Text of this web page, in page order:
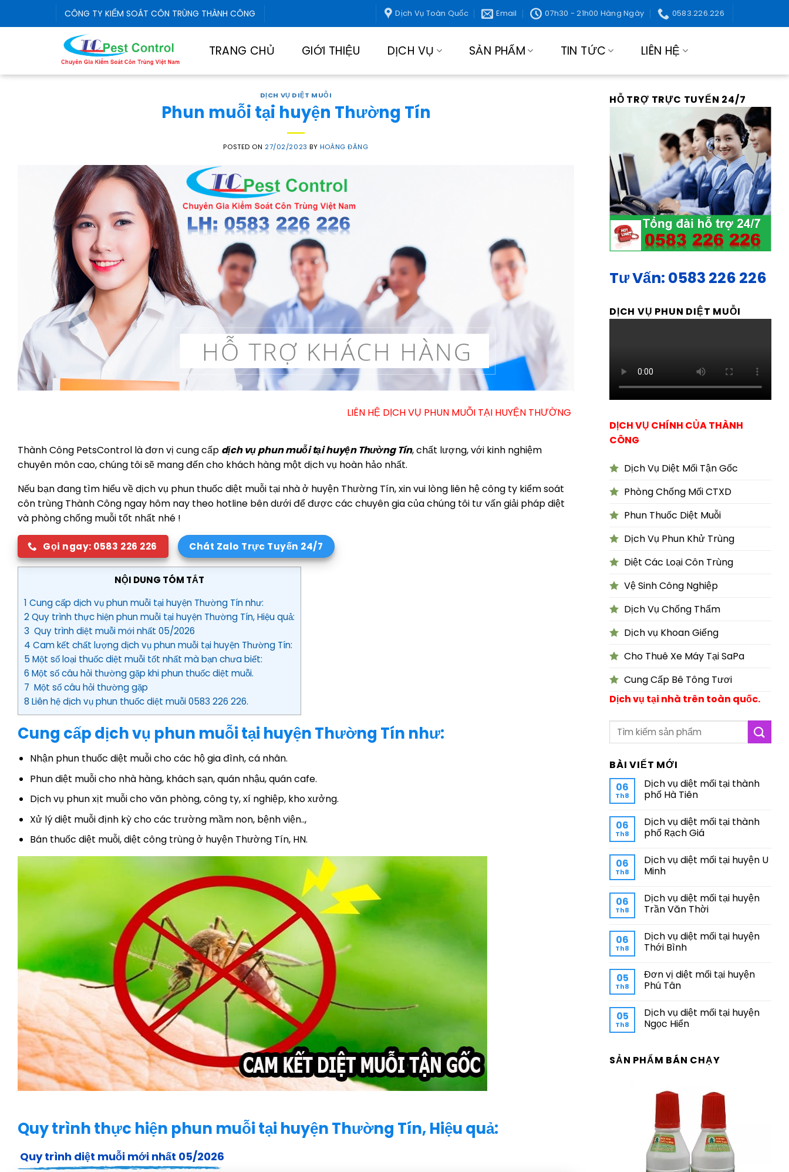
CÔNG TY KIỂM SOÁT CÔN TRÙNG THÀNH CÔNG Dịch Vụ Toàn Quốc Email 07h30 - 21h00 Hàng Ngày 0583.226.226
TRANG CHỦ GIỚI THIỆU DỊCH VỤ SẢN PHẨM TIN TỨC LIÊN HỆ
DỊCH VỤ DIỆT MUỖI
Phun muỗi tại huyện Thường Tín
POSTED ON 27/02/2023 BY HOÀNG ĐĂNG
LIÊN HỆ DỊCH VỤ PHUN MUỖI TẠI HUYỆN THƯỜNG TÍN – 0583 226 226, ĐỂ ĐƯỢC TƯ VẤN CÁC GIẢI PHÁP DIỆT VÀ
Thành Công PetsControl là đơn vị cung cấp dịch vụ phun muỗi tại huyện Thường Tín, chất lượng, với kinh nghiệm
chuyên môn cao, chúng tôi sẽ mang đến cho khách hàng một dịch vụ hoàn hảo nhất.
Nếu bạn đang tìm hiểu về dịch vụ phun thuốc diệt muỗi tại nhà ở huyện Thường Tín, xin vui lòng liên hệ công ty kiểm soát
côn trùng Thành Công ngay hôm nay theo hotline bên dưới để được các chuyên gia của chúng tôi tư vấn giải pháp diệt
và phòng chống muỗi tốt nhất nhé !
Gọi ngay: 0583 226 226 Chát Zalo Trực Tuyến 24/7
NỘI DUNG TÓM TẮT
1 Cung cấp dịch vụ phun muỗi tại huyện Thường Tín như:
2 Quy trình thực hiện phun muỗi tại huyện Thường Tín, Hiệu quả:
3 Quy trình diệt muỗi mới nhất 05/2026
4 Cam kết chất lượng dịch vụ phun muỗi tại huyện Thường Tín:
5 Một số loại thuốc diệt muỗi tốt nhất mà bạn chưa biết:
6 Một số câu hỏi thường gặp khi phun thuốc diệt muỗi.
7 Một số câu hỏi thường gặp
8 Liên hệ dịch vụ phun thuốc diệt muỗi 0583 226 226.
Cung cấp dịch vụ phun muỗi tại huyện Thường Tín như:
Nhận phun thuốc diệt muỗi cho các hộ gia đình, cá nhân.
Phun diệt muỗi cho nhà hàng, khách sạn, quán nhậu, quán cafe.
Dịch vụ phun xịt muỗi cho văn phòng, công ty, xí nghiệp, kho xưởng.
Xử lý diệt muỗi định kỳ cho các trường mầm non, bệnh viện..,
Bán thuốc diệt muỗi, diệt công trùng ở huyện Thường Tín, HN.
Quy trình thực hiện phun muỗi tại huyện Thường Tín, Hiệu quả:
Quy trình diệt muỗi mới nhất 05/2026
HỖ TRỢ TRỰC TUYẾN 24/7
Tư Vấn: 0583 226 226
DỊCH VỤ PHUN DIỆT MUỖI
DỊCH VỤ CHÍNH CỦA THÀNH
CÔNG
Dịch Vụ Diệt Mối Tận Gốc
Phòng Chống Mối CTXD
Phun Thuốc Diệt Muỗi
Dịch Vụ Phun Khử Trùng
Diệt Các Loại Côn Trùng
Vệ Sinh Công Nghiệp
Dịch Vụ Chống Thấm
Dịch vụ Khoan Giếng
Cho Thuê Xe Máy Tại SaPa
Cung Cấp Bê Tông Tươi
Dịch vụ tại nhà trên toàn quốc.
BÀI VIẾT MỚI
06
Th8
Dịch vụ diệt mối tại thành
phố Hà Tiên
06
Th8
Dịch vụ diệt mối tại thành
phố Rạch Giá
06
Th8
Dịch vụ diệt mối tại huyện U
Minh
06
Th8
Dịch vụ diệt mối tại huyện
Trần Văn Thời
06
Th8
Dịch vụ diệt mối tại huyện
Thới Bình
05
Th8
Đơn vị diệt mối tại huyện
Phú Tân
05
Th8
Dịch vụ diệt mối tại huyện
Ngọc Hiển
SẢN PHẨM BÁN CHẠY